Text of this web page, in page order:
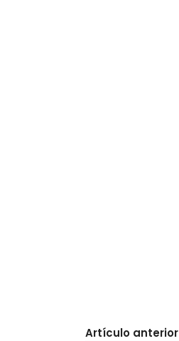
Artículo anterior